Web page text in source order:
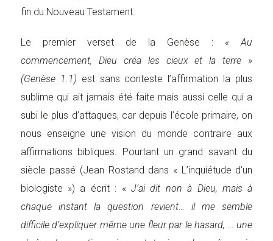
fin du Nouveau Testament.
Le premier verset de la Genèse : « Au
commencement, Dieu créa les cieux et la terre »
(Genèse 1.1) est sans conteste l’affirmation la plus
sublime qui ait jamais été faite mais aussi celle qui a
subi le plus d’attaques, car depuis l’école primaire, on
nous enseigne une vision du monde contraire aux
affirmations bibliques. Pourtant un grand savant du
siècle passé (Jean Rostand dans « L’inquiétude d’un
biologiste ») a écrit : « J’ai dit non à Dieu, mais à
chaque instant la question revient… il me semble
difficile d’expliquer même une fleur par le hasard, … une